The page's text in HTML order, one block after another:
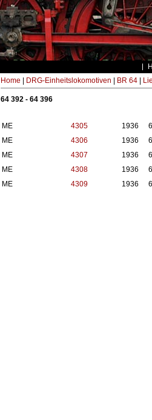
Home DRG-Einheitslokomotiven BR 64|
64 392 - 64 396
ME 4305 1936
ME
4306 1936
ME
4307 1936
ME
4308 1936
ME
4309 1936